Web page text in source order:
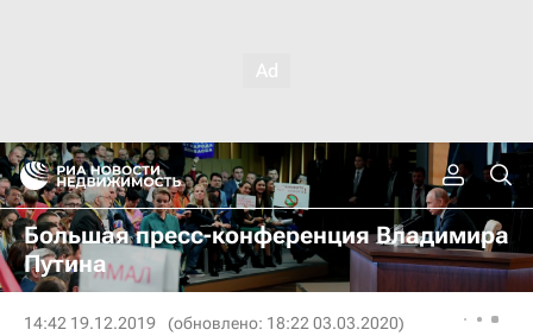
Большая пресс-конференция Владимира
Путина
14:42 19.12.2019 (обновлено: 18:22 03.03.2020)